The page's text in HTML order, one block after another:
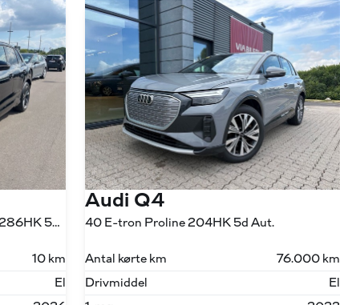
45 E-tron S Line Edition Quattro 286HK 5d Aut.
10 km
El
Audi Q4
40 E-tron Proline 204HK 5d Aut.
Antal kørte km
76.000 km
Drivmiddel
El